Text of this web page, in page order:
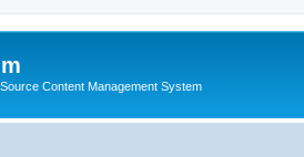
Content Management System